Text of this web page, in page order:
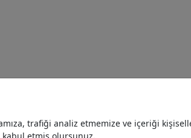
trafiği analiz etmemize ve içeriği